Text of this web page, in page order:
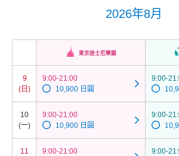
2026年8月
東京迪士尼樂園
9
(日)
9:00-21:00
10,900 日圓
9:00-
10
(一)
9:00-21:00
10,900 日圓
9:00-
11
9:00-21:00
9:00-